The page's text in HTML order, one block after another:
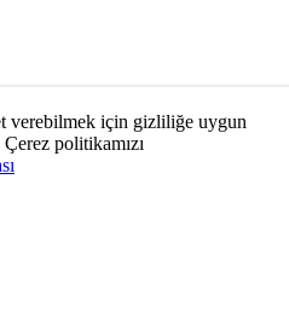
verebilmek için gizliliğe uygun
politikamızı